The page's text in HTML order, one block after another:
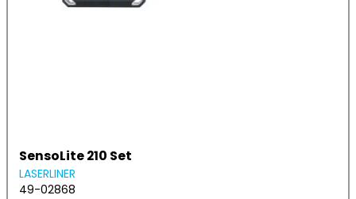
SensoLite 210 Set
LASERLINER
49-02868